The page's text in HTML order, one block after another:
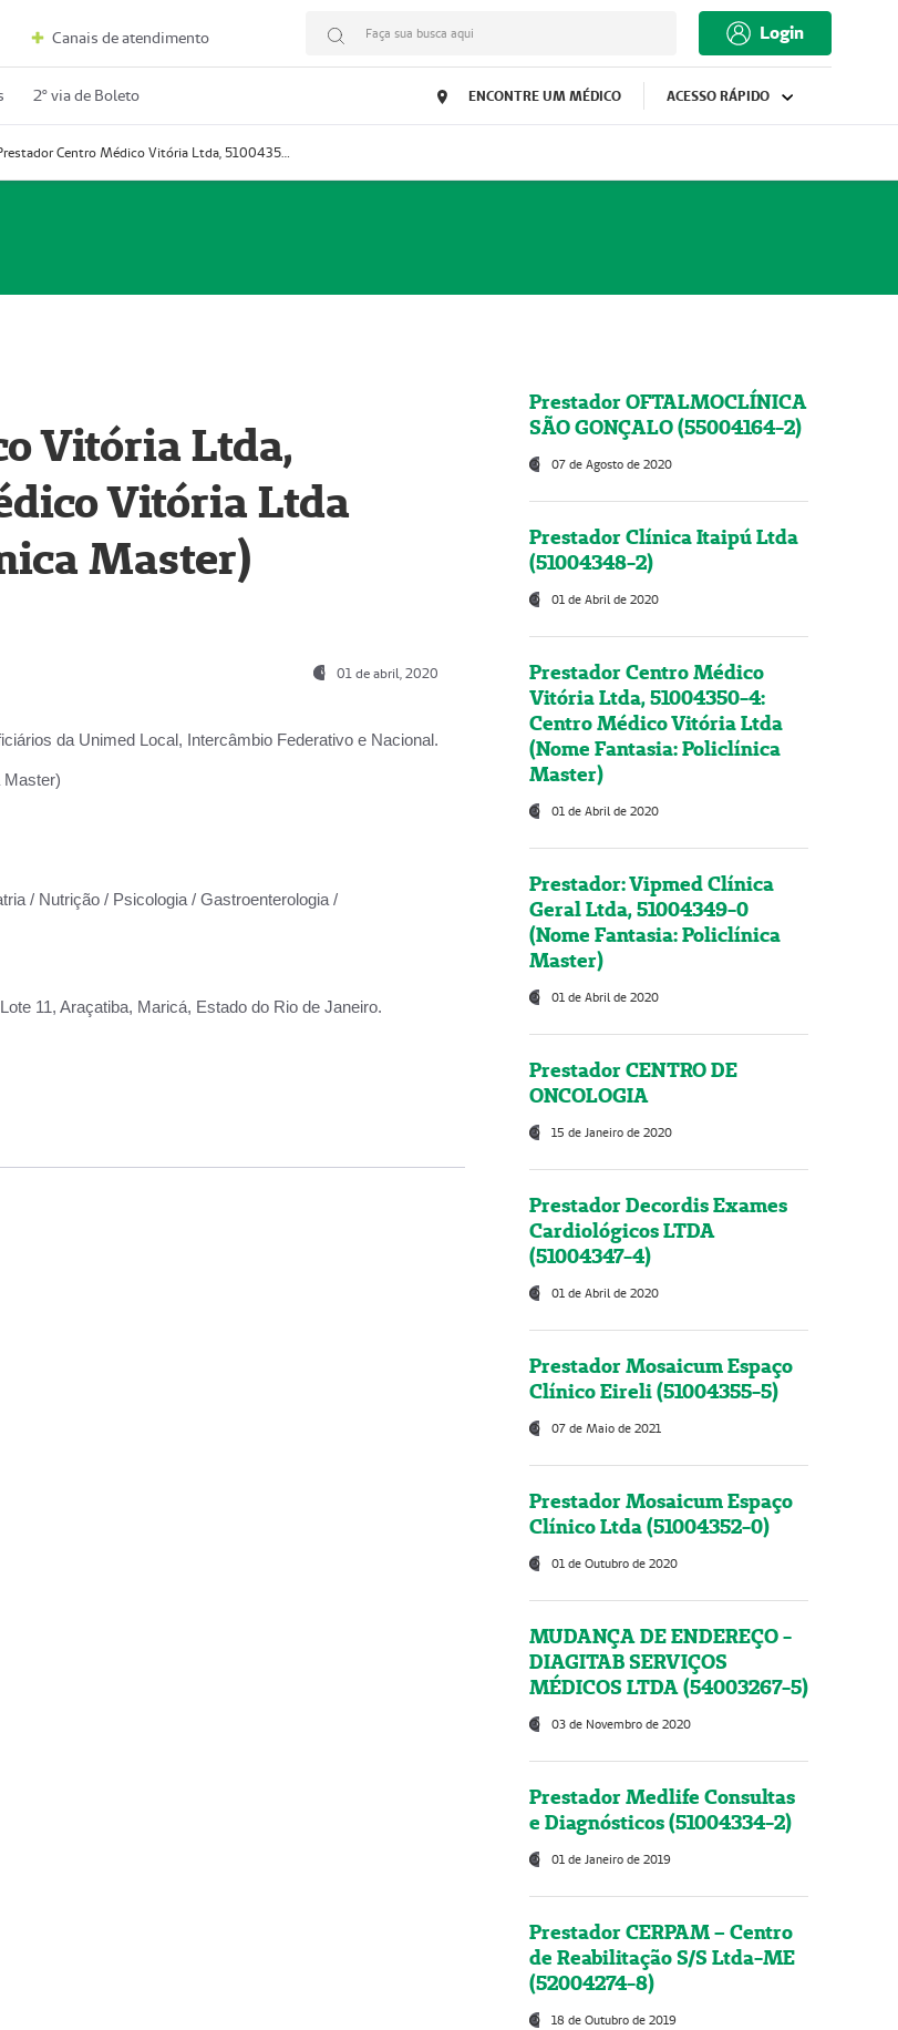
Canais de atendimento Faça sua busca aqui Login
2º via de Boleto ENCONTRE UM MÉDICO ACESSO RÁPIDO
Prestador Centro Médico Vitória Ltda, 51004350-4: Centro Médico Vitória Ltda (Nome Fantasia: Policlínica Master)
Vitória Ltda,
Vitória Ltda
Master)
01 de abril, 2020
da Unimed Local, Intercâmbio Federativo e Nacional.
Master)
/ Nutrição / Psicologia / Gastroenterologia /
11, Araçatiba, Maricá, Estado do Rio de Janeiro.
Prestador OFTALMOCLÍNICA
SÃO GONÇALO (55004164-2)
07 de Agosto de 2020
Prestador Clínica Itaipú Ltda
(51004348-2)
01 de Abril de 2020
Prestador Centro Médico
Vitória Ltda, 51004350-4:
Centro Médico Vitória Ltda
(Nome Fantasia: Policlínica
Master)
01 de Abril de 2020
Prestador: Vipmed Clínica
Geral Ltda, 51004349-0
(Nome Fantasia: Policlínica
Master)
01 de Abril de 2020
Prestador CENTRO DE
ONCOLOGIA
15 de Janeiro de 2020
Prestador Decordis Exames
Cardiológicos LTDA
(51004347-4)
01 de Abril de 2020
Prestador Mosaicum Espaço
Clínico Eireli (51004355-5)
07 de Maio de 2021
Prestador Mosaicum Espaço
Clínico Ltda (51004352-0)
01 de Outubro de 2020
MUDANÇA DE ENDEREÇO -
DIAGITAB SERVIÇOS
MÉDICOS LTDA (54003267-5)
03 de Novembro de 2020
Prestador Medlife Consultas
e Diagnósticos (51004334-2)
01 de Janeiro de 2019
Prestador CERPAM – Centro
de Reabilitação S/S Ltda-ME
(52004274-8)
18 de Outubro de 2019